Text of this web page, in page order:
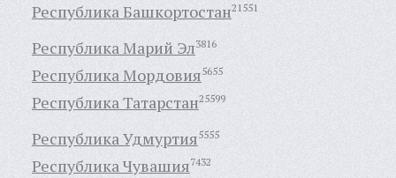
Республика Башкортостан21551
Республика Марий Эл3816
Республика Мордовия5655
Республика Татарстан25599
Республика Удмуртия5555
Республика Чувашия7432